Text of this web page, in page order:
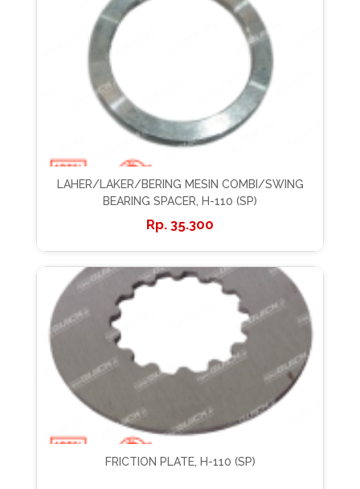
LAHER/LAKER/BERING MESIN COMBI/SWING
BEARING SPACER, H-110 (SP)
35.300
FRICTION PLATE, H-110 (SP)